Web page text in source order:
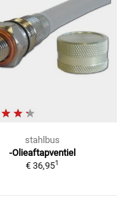
stahlbus
-Olieaftapventiel
€ 36,951